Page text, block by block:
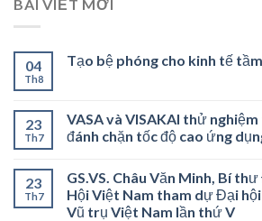
BÀI VIẾT MỚI
04
Th8
Tạo bệ phóng cho kinh tế
23
Th7
VASA và VISAKAI thử
đánh chặn tốc độ cao ứng
23
Th7
GS.VS. Châu Văn Minh, Bí
Hội Việt Nam tham dự Đại
Vũ trụ Việt Nam lần thứ V